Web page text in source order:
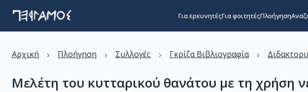
Για ερευνητέςΓια φοιτητέςΠλοήγηση
Αρχική › Πλοήγηση › Συλλογές › Γκρίζα Βιβλιογραφία ›
Μελέτη του κυτταρικού θανάτου με τη χρήση